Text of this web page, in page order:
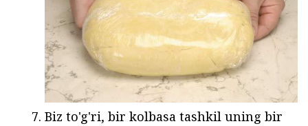
Biz to'g'ri, bir kolbasa tashkil uning bir